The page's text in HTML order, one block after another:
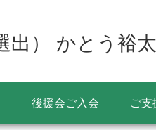
出） かとう裕
後援会ご入会 ご支